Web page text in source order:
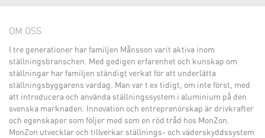
OM OSS
I tre generationer har familjen Månsson varit aktiva inom
ställningsbranschen. Med gedigen erfarenhet och kunskap om
ställningar har familjen ständigt verkat för att underlätta
ställningsbyggarens vardag. Man var t ex tidigt, om inte först, med
att introducera och använda ställningssystem i aluminium på den
svenska marknaden. Innovation och entreprenörskap är drivkrafter
och egenskaper som följer med som en röd tråd hos MonZon.
MonZon utvecklar och tillverkar ställnings- och väderskyddssystem